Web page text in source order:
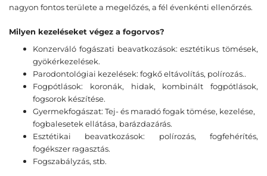
nagyon fontos területe a megelőzés, a fél évenkénti ellenőrzés.
Milyen kezeléseket végez a fogorvos?
Konzerváló fogászati beavatkozások: esztétikus tömések,
gyökérkezelések.
Parodontológiai kezelések: fogkő eltávolítás, polírozás..
Fogpótlások: koronák, hidak, kombinált fogpótlások,
fogsorok készítése.
Gyermekfogászat: Tej- és maradó fogak tömése, kezelése,
fogbalesetek ellátása, barázdazárás.
Esztétikai beavatkozások: polírozás, fogfehérítés,
fogékszer ragasztás.
Fogszabályzás, stb.